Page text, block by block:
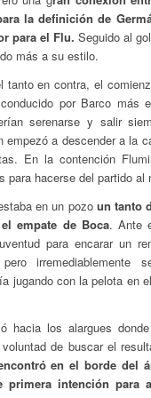
la definición de
para el Flu. Seguido al
más a su estilo.
tanto en contra, el
por Barco más
serenarse y salir
empezó a descender a la
En la contención
para hacerse del partido al
en un pozo un tanto
empate de Boca. Ante
para encarar un
irremediablemente
jugando con la pelota en
hacia los alargues
de buscar el
en el borde del
primera intención para